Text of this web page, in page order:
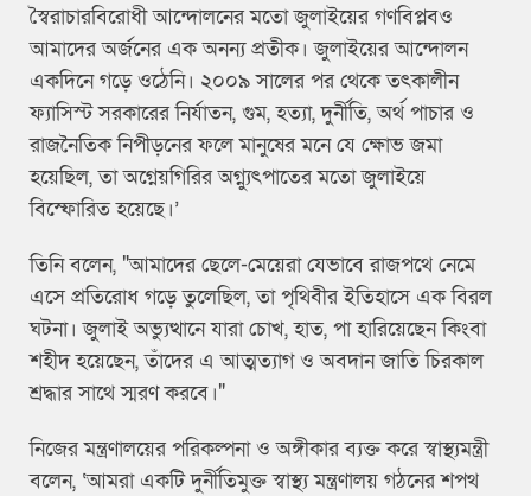
স্বৈরাচারবিরোধী আন্দোলনের মতো জুলাইয়ের গণবিপ্লবও
আমাদের অর্জনের এক অনন্য প্রতীক। জুলাইয়ের আন্দোলন
একদিনে গড়ে ওঠেনি। ২০০৯ সালের পর থেকে তৎকালীন
ফ্যাসিস্ট সরকারের নির্যাতন, গুম, হত্যা, দুর্নীতি, অর্থ পাচার ও
রাজনৈতিক নিপীড়নের ফলে মানুষের মনে যে ক্ষোভ জমা
হয়েছিল, তা অগ্নেয়গিরির অগ্ন্যুৎপাতের মতো জুলাইয়ে
বিস্ফোরিত হয়েছে।’
তিনি বলেন, "আমাদের ছেলে-মেয়েরা যেভাবে রাজপথে নেমে
এসে প্রতিরোধ গড়ে তুলেছিল, তা পৃথিবীর ইতিহাসে এক বিরল
ঘটনা। জুলাই অভ্যুত্থানে যারা চোখ, হাত, পা হারিয়েছেন কিংবা
শহীদ হয়েছেন, তাঁদের এ আত্মত্যাগ ও অবদান জাতি চিরকাল
শ্রদ্ধার সাথে স্মরণ করবে।"
নিজের মন্ত্রণালয়ের পরিকল্পনা ও অঙ্গীকার ব্যক্ত করে স্বাস্থ্যমন্ত্রী
বলেন, ‘আমরা একটি দুর্নীতিমুক্ত স্বাস্থ্য মন্ত্রণালয় গঠনের শপথ